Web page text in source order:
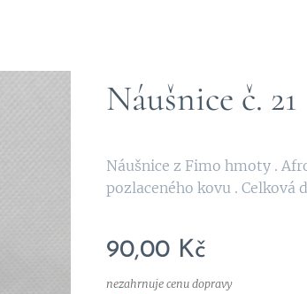
Náušnice č. 21
Náušnice z Fimo hmoty .
pozlaceného kovu . Celková
90,00 Kč
nezahrnuje cenu dopravy